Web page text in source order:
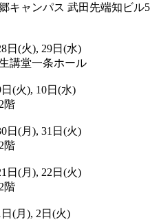
キャンパス 武田先端知ビル5
日(火), 29日(水)
講堂一条ホール
(火), 10日(水)
階
日(月), 31日(火)
階
日(月), 22日(火)
階
(月), 2日(火)